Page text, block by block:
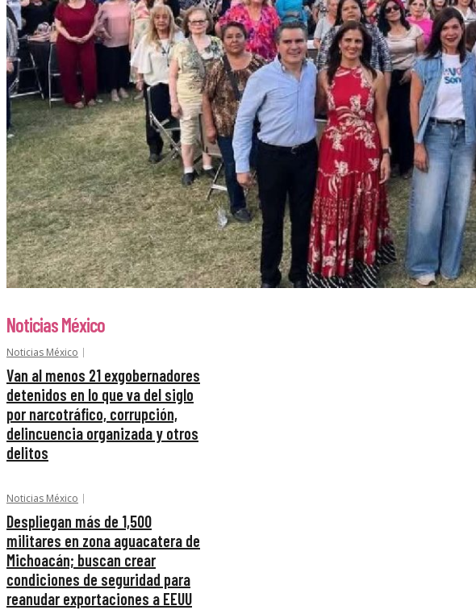
Noticias México
Noticias México
Van al menos 21 exgobernadores
detenidos en lo que va del siglo
por narcotráfico, corrupción,
delincuencia organizada y otros
delitos
Noticias México
Despliegan más de 1,500
militares en zona aguacatera de
Michoacán; buscan crear
condiciones de seguridad para
reanudar exportaciones a EEUU